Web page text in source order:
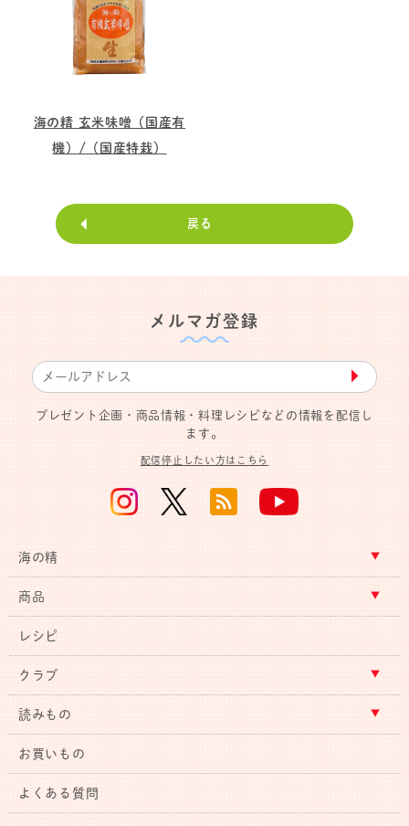
海の精 玄米味噌（国産有
機）/（国産特栽）
戻る
メルマガ登録
▶︎
プレゼント企画・商品情報・料理レシピなどの情報を配信し
ます。
配信停止したい方はこちら
海の精
商品
レシピ
クラブ
読みもの
お買いもの
よくある質問